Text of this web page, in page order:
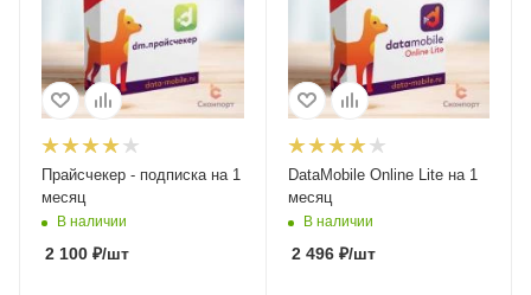
Прайсчекер - подписка на 1
месяц
В наличии
2 100 ₽/шт
DataMobile Online Lite на 1
месяц
В наличии
2 496₽/шт